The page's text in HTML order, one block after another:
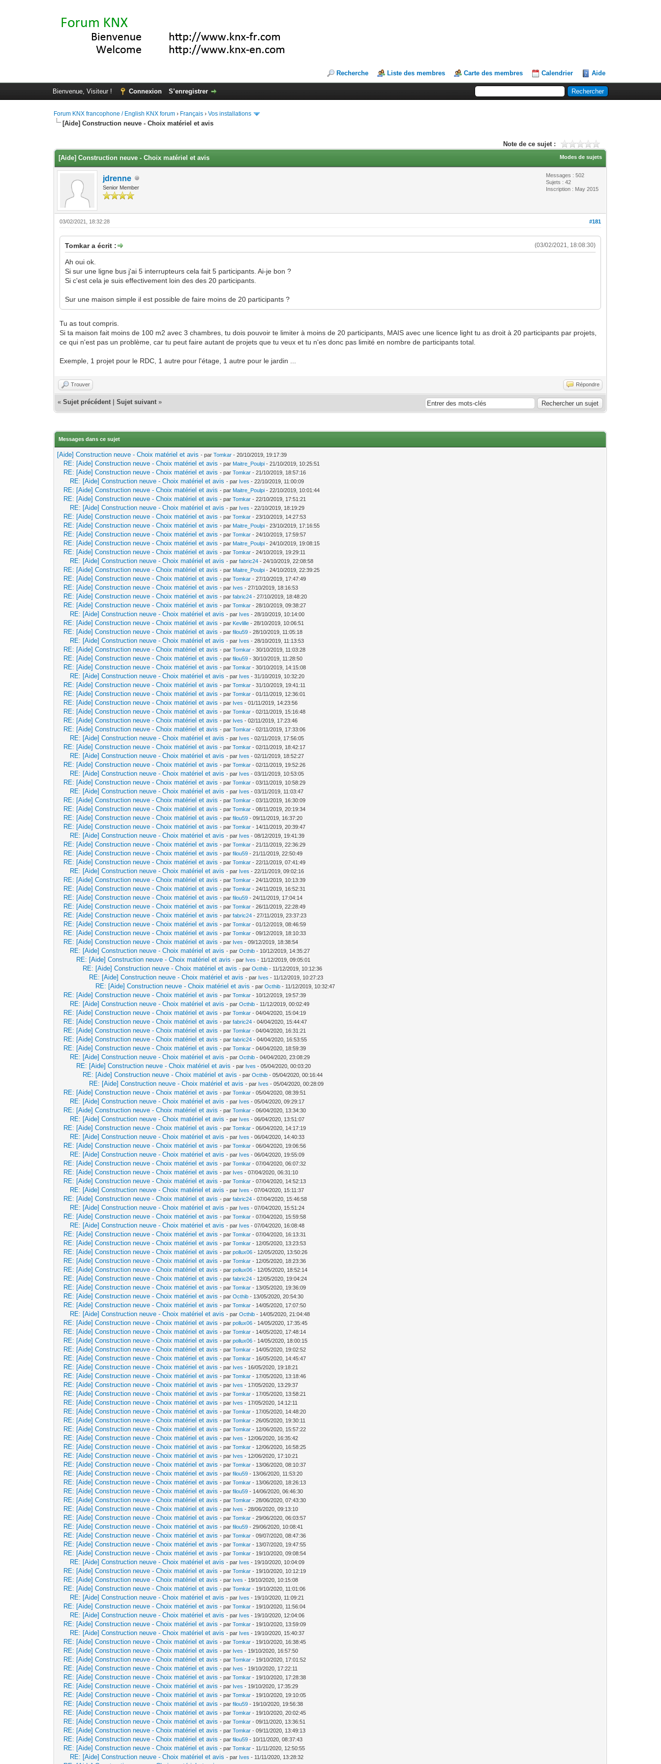
Recherche Liste des membres Carte des membres Calendrier Aide
Bienvenue, Visiteur ! Connexion S’enregistrer
Forum KNX francophone / English KNX forum › Français ›Vos installations
[Aide] Construction neuve - Choix matériel et avis
Note de ce sujet :
Modes de sujets
[Aide] Construction neuve - Choix matériel et avis
jdrenne
Senior Member
Messages : 502
Sujets : 42
Inscription : May 2015
#181
03/02/2021, 18:32:28
(03/02/2021, 18:08:30)
Tomkar a écrit :
Ah oui ok.
Si sur une ligne bus j'ai 5 interrupteurs cela fait 5 participants. Ai-je bon ?
Si c'est cela je suis effectivement loin des des 20 participants.
Sur une maison simple il est possible de faire moins de 20 participants ?
Tu as tout compris.
Si ta maison fait moins de 100 m2 avec 3 chambres, tu dois pouvoir te limiter à moins de 20 participants, MAIS avec une licence light tu as droit à 20 participants par projets,
ce qui n'est pas un problème, car tu peut faire autant de projets que tu veux et tu n'es donc pas limité en nombre de participants total.
Exemple, 1 projet pour le RDC, 1 autre pour l'étage, 1 autre pour le jardin ...
Trouver Répondre
«Sujet précédent |Sujet suivant »
Messages dans ce sujet
[Aide] Construction neuve - Choix matériel et avis - parTomkar - 20/10/2019, 19:17:39
RE: [Aide] Construction neuve - Choix matériel et avis - par Maitre_Poulpi - 21/10/2019, 10:25:51
RE: [Aide] Construction neuve - Choix matériel et avis - parTomkar - 21/10/2019, 18:57:16
RE: [Aide] Construction neuve - Choix matériel et avis - par Ives - 22/10/2019, 11:00:09
RE: [Aide] Construction neuve - Choix matériel et avis - par Maitre_Poulpi - 22/10/2019, 10:01:44
RE: [Aide] Construction neuve - Choix matériel et avis - parTomkar - 22/10/2019, 17:51:21
RE: [Aide] Construction neuve - Choix matériel et avis - par Ives - 22/10/2019, 18:19:29
RE: [Aide] Construction neuve - Choix matériel et avis - parTomkar - 23/10/2019, 14:27:53
RE: [Aide] Construction neuve - Choix matériel et avis - par Maitre_Poulpi - 23/10/2019, 17:16:55
RE: [Aide] Construction neuve - Choix matériel et avis - parTomkar - 24/10/2019, 17:59:57
RE: [Aide] Construction neuve - Choix matériel et avis - par Maitre_Poulpi - 24/10/2019, 19:08:15
RE: [Aide] Construction neuve - Choix matériel et avis - parTomkar - 24/10/2019, 19:29:11
RE: [Aide] Construction neuve - Choix matériel et avis - parfabric24 - 24/10/2019, 22:08:58
RE: [Aide] Construction neuve - Choix matériel et avis - par Maitre_Poulpi - 24/10/2019, 22:39:25
RE: [Aide] Construction neuve - Choix matériel et avis - parTomkar - 27/10/2019, 17:47:49
RE: [Aide] Construction neuve - Choix matériel et avis - par Ives - 27/10/2019, 18:16:53
RE: [Aide] Construction neuve - Choix matériel et avis - parfabric24 - 27/10/2019, 18:48:20
RE: [Aide] Construction neuve - Choix matériel et avis - parTomkar - 28/10/2019, 09:38:27
RE: [Aide] Construction neuve - Choix matériel et avis - par Ives - 28/10/2019, 10:14:00
RE: [Aide] Construction neuve - Choix matériel et avis - par Kevlille - 28/10/2019, 10:06:51
RE: [Aide] Construction neuve - Choix matériel et avis - parfilou59 - 28/10/2019, 11:05:18
RE: [Aide] Construction neuve - Choix matériel et avis - par Ives - 28/10/2019, 11:13:53
RE: [Aide] Construction neuve - Choix matériel et avis - parTomkar - 30/10/2019, 11:03:28
RE: [Aide] Construction neuve - Choix matériel et avis - parfilou59 - 30/10/2019, 11:28:50
RE: [Aide] Construction neuve - Choix matériel et avis - parTomkar - 30/10/2019, 14:15:08
RE: [Aide] Construction neuve - Choix matériel et avis - par Ives - 31/10/2019, 10:32:20
RE: [Aide] Construction neuve - Choix matériel et avis - parTomkar - 31/10/2019, 19:41:11
RE: [Aide] Construction neuve - Choix matériel et avis - parTomkar - 01/11/2019, 12:36:01
RE: [Aide] Construction neuve - Choix matériel et avis - par Ives - 01/11/2019, 14:23:56
RE: [Aide] Construction neuve - Choix matériel et avis - parTomkar - 02/11/2019, 15:16:48
RE: [Aide] Construction neuve - Choix matériel et avis - par Ives - 02/11/2019, 17:23:46
RE: [Aide] Construction neuve - Choix matériel et avis - parTomkar - 02/11/2019, 17:33:06
RE: [Aide] Construction neuve - Choix matériel et avis - par Ives - 02/11/2019, 17:56:05
RE: [Aide] Construction neuve - Choix matériel et avis - parTomkar - 02/11/2019, 18:42:17
RE: [Aide] Construction neuve - Choix matériel et avis - par Ives - 02/11/2019, 18:52:27
RE: [Aide] Construction neuve - Choix matériel et avis - parTomkar - 02/11/2019, 19:52:26
RE: [Aide] Construction neuve - Choix matériel et avis - par Ives - 03/11/2019, 10:53:05
RE: [Aide] Construction neuve - Choix matériel et avis - parTomkar - 03/11/2019, 10:58:29
RE: [Aide] Construction neuve - Choix matériel et avis - par Ives - 03/11/2019, 11:03:47
RE: [Aide] Construction neuve - Choix matériel et avis - parTomkar - 03/11/2019, 16:30:09
RE: [Aide] Construction neuve - Choix matériel et avis - parTomkar - 08/11/2019, 20:19:34
RE: [Aide] Construction neuve - Choix matériel et avis - parfilou59 - 09/11/2019, 16:37:20
RE: [Aide] Construction neuve - Choix matériel et avis - parTomkar - 14/11/2019, 20:39:47
RE: [Aide] Construction neuve - Choix matériel et avis - par Ives - 08/12/2019, 19:41:39
RE: [Aide] Construction neuve - Choix matériel et avis - parTomkar - 21/11/2019, 22:36:29
RE: [Aide] Construction neuve - Choix matériel et avis - parfilou59 - 21/11/2019, 22:50:49
RE: [Aide] Construction neuve - Choix matériel et avis - parTomkar - 22/11/2019, 07:41:49
RE: [Aide] Construction neuve - Choix matériel et avis - par Ives - 22/11/2019, 09:02:16
RE: [Aide] Construction neuve - Choix matériel et avis - parTomkar - 24/11/2019, 10:13:39
RE: [Aide] Construction neuve - Choix matériel et avis - parTomkar - 24/11/2019, 16:52:31
RE: [Aide] Construction neuve - Choix matériel et avis - parfilou59 - 24/11/2019, 17:04:14
RE: [Aide] Construction neuve - Choix matériel et avis - parTomkar - 26/11/2019, 22:28:49
RE: [Aide] Construction neuve - Choix matériel et avis - parfabric24 - 27/11/2019, 23:37:23
RE: [Aide] Construction neuve - Choix matériel et avis - parTomkar - 01/12/2019, 08:46:59
RE: [Aide] Construction neuve - Choix matériel et avis - parTomkar - 09/12/2019, 18:10:33
RE: [Aide] Construction neuve - Choix matériel et avis - par Ives - 09/12/2019, 18:38:54
RE: [Aide] Construction neuve - Choix matériel et avis - parOcthib - 10/12/2019, 14:35:27
RE: [Aide] Construction neuve - Choix matériel et avis - par Ives - 11/12/2019, 09:05:01
RE: [Aide] Construction neuve - Choix matériel et avis - parOcthib - 11/12/2019, 10:12:36
RE: [Aide] Construction neuve - Choix matériel et avis - par Ives - 11/12/2019, 10:27:23
RE: [Aide] Construction neuve - Choix matériel et avis - parOcthib - 11/12/2019, 10:32:47
RE: [Aide] Construction neuve - Choix matériel et avis - parTomkar - 10/12/2019, 19:57:39
RE: [Aide] Construction neuve - Choix matériel et avis - parOcthib - 11/12/2019, 00:02:49
RE: [Aide] Construction neuve - Choix matériel et avis - parTomkar - 04/04/2020, 15:04:19
RE: [Aide] Construction neuve - Choix matériel et avis - parfabric24 - 04/04/2020, 15:44:47
RE: [Aide] Construction neuve - Choix matériel et avis - parTomkar - 04/04/2020, 16:31:21
RE: [Aide] Construction neuve - Choix matériel et avis - parfabric24 - 04/04/2020, 16:53:55
RE: [Aide] Construction neuve - Choix matériel et avis - parTomkar - 04/04/2020, 18:59:39
RE: [Aide] Construction neuve - Choix matériel et avis - parOcthib - 04/04/2020, 23:08:29
RE: [Aide] Construction neuve - Choix matériel et avis - par Ives - 05/04/2020, 00:03:20
RE: [Aide] Construction neuve - Choix matériel et avis - parOcthib - 05/04/2020, 00:16:44
RE: [Aide] Construction neuve - Choix matériel et avis - par Ives - 05/04/2020, 00:28:09
RE: [Aide] Construction neuve - Choix matériel et avis - parTomkar - 05/04/2020, 08:39:51
RE: [Aide] Construction neuve - Choix matériel et avis - par Ives - 05/04/2020, 09:29:17
RE: [Aide] Construction neuve - Choix matériel et avis - parTomkar - 06/04/2020, 13:34:30
RE: [Aide] Construction neuve - Choix matériel et avis - par Ives - 06/04/2020, 13:51:07
RE: [Aide] Construction neuve - Choix matériel et avis - parTomkar - 06/04/2020, 14:17:19
RE: [Aide] Construction neuve - Choix matériel et avis - par Ives - 06/04/2020, 14:40:33
RE: [Aide] Construction neuve - Choix matériel et avis - parTomkar - 06/04/2020, 19:06:56
RE: [Aide] Construction neuve - Choix matériel et avis - par Ives - 06/04/2020, 19:55:09
RE: [Aide] Construction neuve - Choix matériel et avis - parTomkar - 07/04/2020, 06:07:32
RE: [Aide] Construction neuve - Choix matériel et avis - par Ives - 07/04/2020, 06:31:10
RE: [Aide] Construction neuve - Choix matériel et avis - parTomkar - 07/04/2020, 14:52:13
RE: [Aide] Construction neuve - Choix matériel et avis - par Ives - 07/04/2020, 15:11:37
RE: [Aide] Construction neuve - Choix matériel et avis - parfabric24 - 07/04/2020, 15:46:58
RE: [Aide] Construction neuve - Choix matériel et avis - par Ives - 07/04/2020, 15:51:24
RE: [Aide] Construction neuve - Choix matériel et avis - parTomkar - 07/04/2020, 15:59:58
RE: [Aide] Construction neuve - Choix matériel et avis - par Ives - 07/04/2020, 16:08:48
RE: [Aide] Construction neuve - Choix matériel et avis - parTomkar - 07/04/2020, 16:13:31
RE: [Aide] Construction neuve - Choix matériel et avis - parTomkar - 12/05/2020, 13:23:53
RE: [Aide] Construction neuve - Choix matériel et avis - parpollux06 - 12/05/2020, 13:50:26
RE: [Aide] Construction neuve - Choix matériel et avis - parTomkar - 12/05/2020, 18:23:36
RE: [Aide] Construction neuve - Choix matériel et avis - parpollux06 - 12/05/2020, 18:52:14
RE: [Aide] Construction neuve - Choix matériel et avis - parfabric24 - 12/05/2020, 19:04:24
RE: [Aide] Construction neuve - Choix matériel et avis - parTomkar - 13/05/2020, 19:36:09
RE: [Aide] Construction neuve - Choix matériel et avis - parOcthib - 13/05/2020, 20:54:30
RE: [Aide] Construction neuve - Choix matériel et avis - parTomkar - 14/05/2020, 17:07:50
RE: [Aide] Construction neuve - Choix matériel et avis - parOcthib - 14/05/2020, 21:04:48
RE: [Aide] Construction neuve - Choix matériel et avis - parpollux06 - 14/05/2020, 17:35:45
RE: [Aide] Construction neuve - Choix matériel et avis - parTomkar - 14/05/2020, 17:48:14
RE: [Aide] Construction neuve - Choix matériel et avis - parpollux06 - 14/05/2020, 18:00:15
RE: [Aide] Construction neuve - Choix matériel et avis - parTomkar - 14/05/2020, 19:02:52
RE: [Aide] Construction neuve - Choix matériel et avis - parTomkar - 16/05/2020, 14:45:47
RE: [Aide] Construction neuve - Choix matériel et avis - par Ives - 16/05/2020, 19:18:21
RE: [Aide] Construction neuve - Choix matériel et avis - parTomkar - 17/05/2020, 13:18:46
RE: [Aide] Construction neuve - Choix matériel et avis - par Ives - 17/05/2020, 13:29:37
RE: [Aide] Construction neuve - Choix matériel et avis - parTomkar - 17/05/2020, 13:58:21
RE: [Aide] Construction neuve - Choix matériel et avis - par Ives - 17/05/2020, 14:12:11
RE: [Aide] Construction neuve - Choix matériel et avis - parTomkar - 17/05/2020, 14:48:20
RE: [Aide] Construction neuve - Choix matériel et avis - parTomkar - 26/05/2020, 19:30:11
RE: [Aide] Construction neuve - Choix matériel et avis - parTomkar - 12/06/2020, 15:57:22
RE: [Aide] Construction neuve - Choix matériel et avis - par Ives - 12/06/2020, 16:35:42
RE: [Aide] Construction neuve - Choix matériel et avis - parTomkar - 12/06/2020, 16:58:25
RE: [Aide] Construction neuve - Choix matériel et avis - par Ives - 12/06/2020, 17:10:21
RE: [Aide] Construction neuve - Choix matériel et avis - parTomkar - 13/06/2020, 08:10:37
RE: [Aide] Construction neuve - Choix matériel et avis - parfilou59 - 13/06/2020, 11:53:20
RE: [Aide] Construction neuve - Choix matériel et avis - parTomkar - 13/06/2020, 18:26:13
RE: [Aide] Construction neuve - Choix matériel et avis - parfilou59 - 14/06/2020, 06:46:30
RE: [Aide] Construction neuve - Choix matériel et avis - parTomkar - 28/06/2020, 07:43:30
RE: [Aide] Construction neuve - Choix matériel et avis - par Ives - 28/06/2020, 09:13:10
RE: [Aide] Construction neuve - Choix matériel et avis - parTomkar - 29/06/2020, 06:03:57
RE: [Aide] Construction neuve - Choix matériel et avis - parfilou59 - 29/06/2020, 10:08:41
RE: [Aide] Construction neuve - Choix matériel et avis - parTomkar - 09/07/2020, 08:47:36
RE: [Aide] Construction neuve - Choix matériel et avis - parTomkar - 13/07/2020, 19:47:55
RE: [Aide] Construction neuve - Choix matériel et avis - parTomkar - 19/10/2020, 09:08:54
RE: [Aide] Construction neuve - Choix matériel et avis - par Ives - 19/10/2020, 10:04:09
RE: [Aide] Construction neuve - Choix matériel et avis - parTomkar - 19/10/2020, 10:12:19
RE: [Aide] Construction neuve - Choix matériel et avis - par Ives - 19/10/2020, 10:15:08
RE: [Aide] Construction neuve - Choix matériel et avis - parTomkar - 19/10/2020, 11:01:06
RE: [Aide] Construction neuve - Choix matériel et avis - par Ives - 19/10/2020, 11:09:21
RE: [Aide] Construction neuve - Choix matériel et avis - parTomkar - 19/10/2020, 11:56:04
RE: [Aide] Construction neuve - Choix matériel et avis - par Ives - 19/10/2020, 12:04:06
RE: [Aide] Construction neuve - Choix matériel et avis - parTomkar - 19/10/2020, 13:59:09
RE: [Aide] Construction neuve - Choix matériel et avis - par Ives - 19/10/2020, 15:40:37
RE: [Aide] Construction neuve - Choix matériel et avis - parTomkar - 19/10/2020, 16:38:45
RE: [Aide] Construction neuve - Choix matériel et avis - par Ives - 19/10/2020, 16:57:50
RE: [Aide] Construction neuve - Choix matériel et avis - parTomkar - 19/10/2020, 17:01:52
RE: [Aide] Construction neuve - Choix matériel et avis - par Ives - 19/10/2020, 17:22:11
RE: [Aide] Construction neuve - Choix matériel et avis - parTomkar - 19/10/2020, 17:28:38
RE: [Aide] Construction neuve - Choix matériel et avis - par Ives - 19/10/2020, 17:35:29
RE: [Aide] Construction neuve - Choix matériel et avis - parTomkar - 19/10/2020, 19:10:05
RE: [Aide] Construction neuve - Choix matériel et avis - parfilou59 - 19/10/2020, 19:56:38
RE: [Aide] Construction neuve - Choix matériel et avis - parTomkar - 19/10/2020, 20:02:45
RE: [Aide] Construction neuve - Choix matériel et avis - parTomkar - 09/11/2020, 13:36:51
RE: [Aide] Construction neuve - Choix matériel et avis - parTomkar - 09/11/2020, 13:49:13
RE: [Aide] Construction neuve - Choix matériel et avis - parfilou59 - 10/11/2020, 08:37:43
RE: [Aide] Construction neuve - Choix matériel et avis - parTomkar - 11/11/2020, 12:50:55
RE: [Aide] Construction neuve - Choix matériel et avis - par Ives - 11/11/2020, 13:28:32